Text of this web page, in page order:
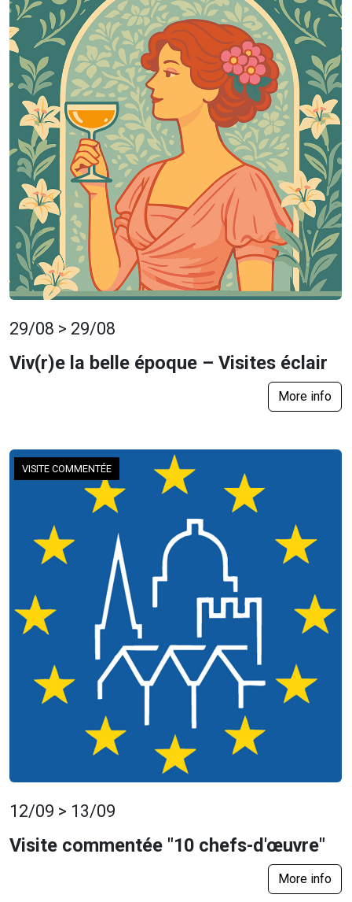
29/08 > 29/08
Viv(r)e la belle époque – Visites éclair
More info
VISITE COMMENTÉE
12/09 > 13/09
Visite commentée "10 chefs-d'œuvre"
More info